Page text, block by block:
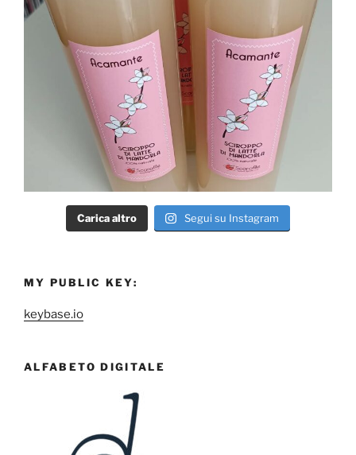
Carica altro Segui su Instagram
MY PUBLIC KEY:
keybase.io
ALFABETO DIGITALE